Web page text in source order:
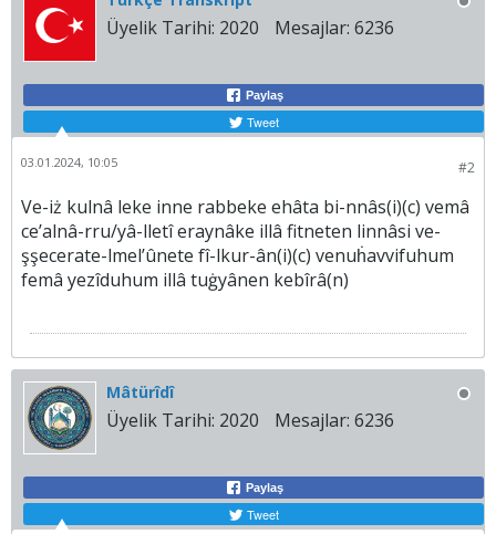
Üyelik Tarihi: 2020 Mesajlar: 6236
Paylaş
Tweet
#2
03.01.2024, 10:05
Ve-iż kulnâ leke inne rabbeke ehâta bi-nnâs(i)(c) vemâ
ce’alnâ-rru/yâ-lletî eraynâke illâ fitneten linnâsi ve-
şşecerate-lmel’ûnete fî-lkur-ân(i)(c) venuḣavvifuhum
femâ yezîduhum illâ tuġyânen kebîrâ(n)
Mâtürîdî
Üyelik Tarihi: 2020 Mesajlar: 6236
Paylaş
Tweet